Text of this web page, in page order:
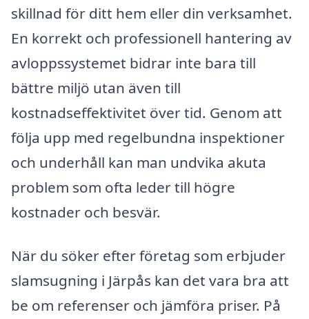
skillnad för ditt hem eller din verksamhet.
En korrekt och professionell hantering av
avloppssystemet bidrar inte bara till
bättre miljö utan även till
kostnadseffektivitet över tid. Genom att
följa upp med regelbundna inspektioner
och underhåll kan man undvika akuta
problem som ofta leder till högre
kostnader och besvär.
När du söker efter företag som erbjuder
slamsugning i Järpås kan det vara bra att
be om referenser och jämföra priser. På